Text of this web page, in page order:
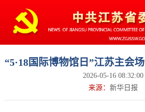
“5·18国际博物馆日”江苏主会
2026-05-16 08:32:00
来源： 新华日报